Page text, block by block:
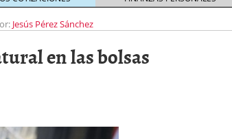
Jesús Pérez Sánchez
en las bolsas